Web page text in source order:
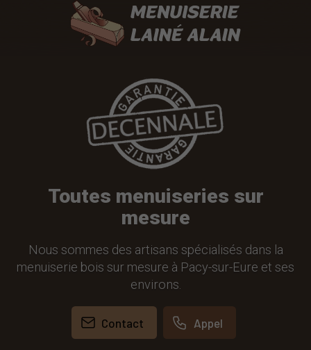
Toutes menuiseries sur
mesure
Nous sommes des artisans spécialisés dans la
menuiserie bois sur mesure à Pacy-sur-Eure et ses
environs.
Contact Appel